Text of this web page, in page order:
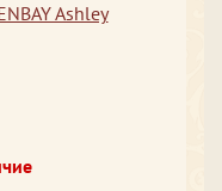
Ashley